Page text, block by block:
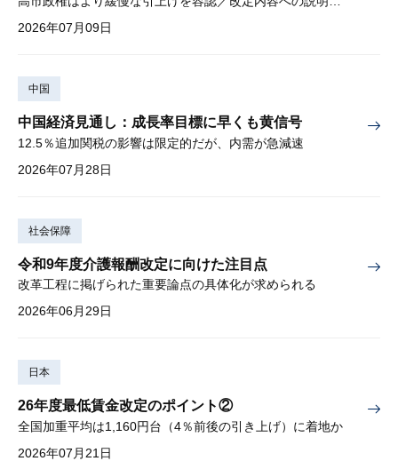
2026年07月09日
中国
中国経済見通し：成長率目標に早くも黄信号
12.5％追加関税の影響は限定的だが、内需が急減速
2026年07月28日
社会保障
令和9年度介護報酬改定に向けた注目点
改革工程に掲げられた重要論点の具体化が求められる
2026年06月29日
日本
26年度最低賃金改定のポイント②
全国加重平均は1,160円台（4％前後の引き上げ）に着地か
2026年07月21日